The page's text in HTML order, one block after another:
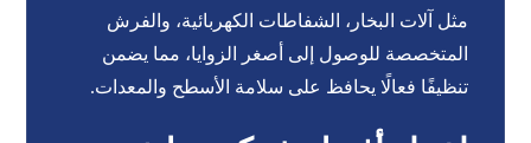
مثل آلات البخار، الشفاطات الكهربائية، والفرش
المتخصصة للوصول إلى أصغر الزوايا، مما يضمن
تنظيفًا فعالًا يحافظ على سلامة الأسطح والمعدات.